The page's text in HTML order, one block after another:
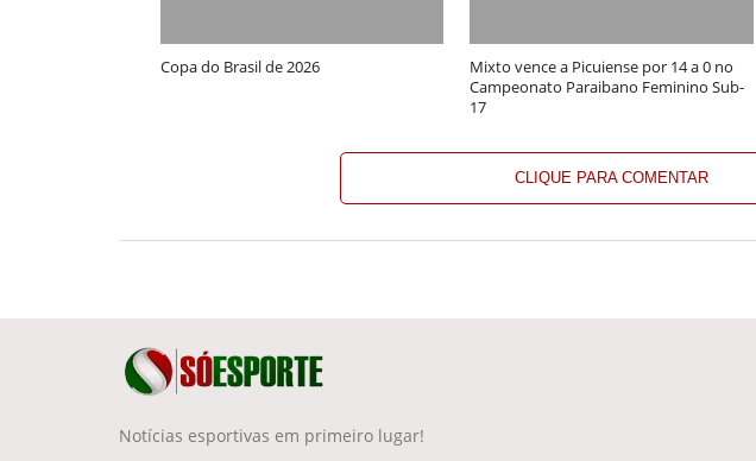
Copa do Brasil de 2026
Mixto vence a Picuiense por 14 a 0 no
Campeonato Paraibano Feminino Sub-
17
CLIQUE PARA COMENTAR
Notícias esportivas em primeiro lugar!